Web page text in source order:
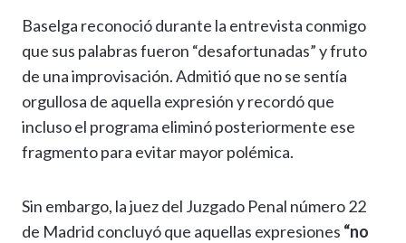
Baselga reconoció durante la entrevista conmigo
que sus palabras fueron “desafortunadas” y fruto
de una improvisación. Admitió que no se sentía
orgullosa de aquella expresión y recordó que
incluso el programa eliminó posteriormente ese
fragmento para evitar mayor polémica.
Sin embargo, la juez del Juzgado Penal número 22
de Madrid concluyó que aquellas expresiones “no